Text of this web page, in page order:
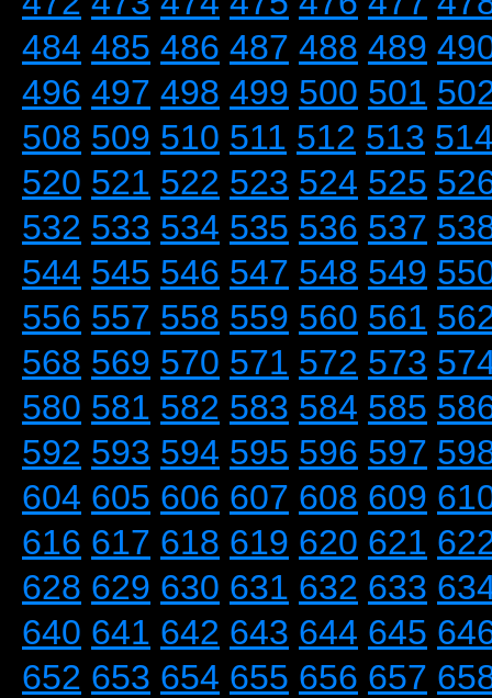
484 485 486 487 488 489
496 497 498 499 500 501
508 509 510 511 512 513
520 521 522 523 524 525
532 533 534 535 536 537
544 545 546 547 548 549
556 557 558 559 560 561
568 569 570 571 572 573
580 581 582 583 584 585
592 593 594 595 596 597
604 605 606 607 608 609
616 617 618 619 620 621
628 629 630 631 632 633
640 641 642 643 644 645
652 653 654 655 656 657